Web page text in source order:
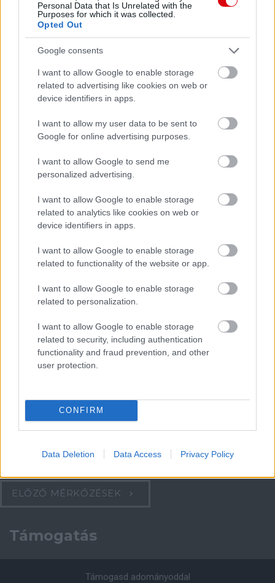
Personal Data that Is Unrelated with the
Purposes for which it was collected.
Opted Out
Google consents
I want to allow Google to enable storage
related to advertising like cookies on web or
device identifiers in apps.
I want to allow my user data to be sent to
Google for online advertising purposes.
I want to allow Google to send me
personalized advertising.
I want to allow Google to enable storage
related to analytics like cookies on web or
device identifiers in apps.
I want to allow Google to enable storage
related to functionality of the website or app.
I want to allow Google to enable storage
related to personalization.
I want to allow Google to enable storage
related to security, including authentication
functionality and fraud prevention, and other
user protection.
CONFIRM
Data Deletion Data Access Privacy Policy
Paris Saint-Germain
Manchester United
Felkészülési szezon 4. mérkőzés
Manchester United 2026-08-15 18:00
ELŐZŐ MÉRKŐZÉSEK
Támogatás
Támogasd adományoddal